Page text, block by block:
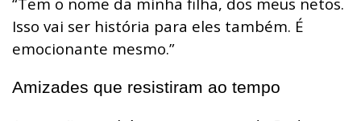
Isso vai ser história para eles também. É
emocionante mesmo.”
Amizades que resistiram ao tempo